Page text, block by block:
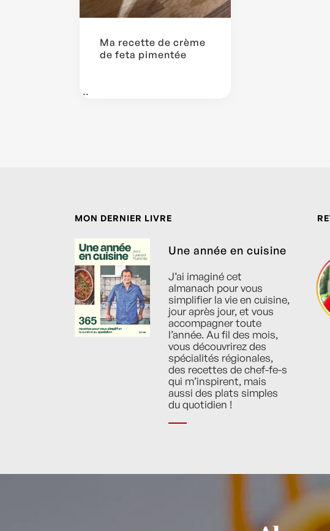
Ma recette de crème
de feta pimentée
...
MON DERNIER LIVRE
Une année en cuisine
J’ai imaginé cet
almanach pour vous
simplifier la vie en cuisine,
jour après jour, et vous
accompagner toute
l’année. Au fil des mois,
vous découvrirez des
spécialités régionales,
des recettes de chef-fe-s
qui m’inspirent, mais
aussi des plats simples
du quotidien !